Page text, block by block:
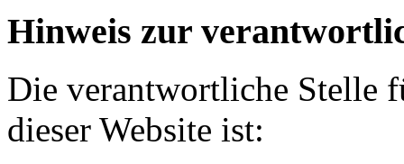
Hinweis zur
Die verantwortliche Stelle
dieser Website ist: